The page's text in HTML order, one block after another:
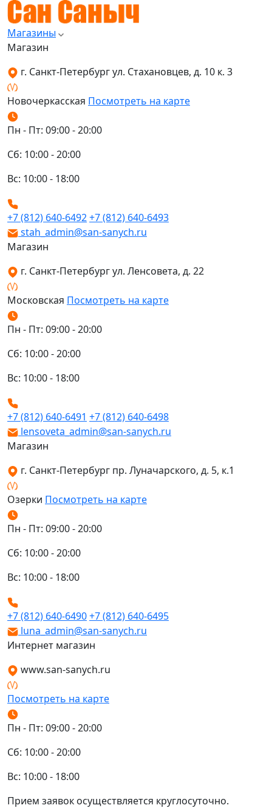
Магазины
Магазин
г. Санкт-Петербург ул. Стахановцев, д. 10 к. 3
Новочеркасская Посмотреть на карте
Пн - Пт: 09:00 - 20:00
Сб: 10:00 - 20:00
Вс: 10:00 - 18:00
+7 (812) 640-6492+7 (812) 640-6493
stah_admin@san-sanych.ru
Магазин
г. Санкт-Петербург ул. Ленсовета, д. 22
Московская Посмотреть на карте
Пн - Пт: 09:00 - 20:00
Сб: 10:00 - 20:00
Вс: 10:00 - 18:00
+7 (812) 640-6491 +7 (812) 640-6498
lensoveta_admin@san-sanych.ru
Магазин
г. Санкт-Петербург пр. Луначарского, д. 5, к.1
Озерки Посмотреть на карте
Пн - Пт: 09:00 - 20:00
Сб: 10:00 - 20:00
Вс: 10:00 - 18:00
+7 (812) 640-6490+7 (812) 640-6495
luna_admin@san-sanych.ru
Интернет магазин
www.san-sanych.ru
Посмотреть на карте
Пн - Пт: 09:00 - 20:00
Сб: 10:00 - 20:00
Вс: 10:00 - 18:00
Прием заявок осуществляется круглосуточно.